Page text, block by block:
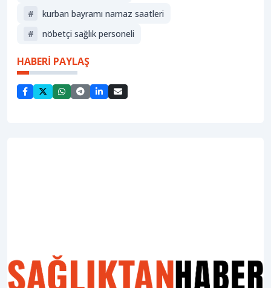
#
kurban bayramı namaz saatleri
#
nöbetçi sağlık personeli
HABERİ PAYLAŞ